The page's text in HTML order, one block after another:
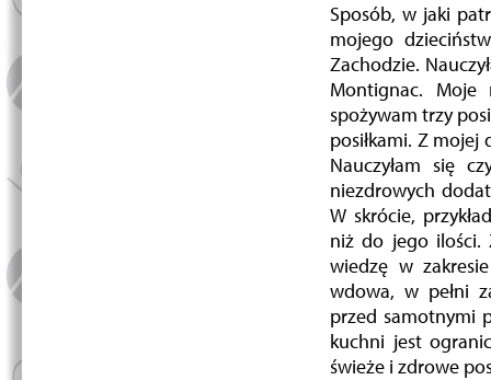
Sposób, w jaki
mojego
Zachodzie.
Montignac. Moje
spożywam trzy
posiłkami. Z mojej
Nauczyłam się
niezdrowych
W skrócie,
niż do jego ilości.
wiedzę w
wdowa, w pełni
przed samotnymi
kuchni jest
świeże i zdrowe